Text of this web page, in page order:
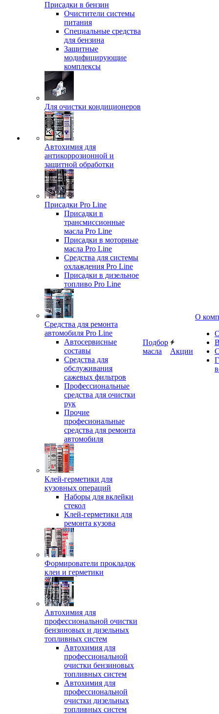
Присадки в бензин
Очистители системы
питания
Специальные срeдства
для бензина
Защитные
модифицирующие
комплексы
Для очистки кондиционеров
Автохимия для
антикоррозионной и
защитной обработки
Присадки Pro Line
Присадки в
трансмиссионные
масла Pro Line
Присадки в моторные
масла Pro Line
Средства для системы
охлаждения Pro Line
Присадки в дизельное
топливо Pro Line
Средства для ремонта
автомобиля Pro Line
Автосервисные
составы
Средства для
обслуживания
сажевых фильтров
Профессиональные
средства для очистки
рук
Прочие
професиональные
средства для ремонта
автомобиля
Клей-герметики для
кузовных операций
Наборы для вклейки
стекол
Клей-герметики для
ремонта кузова
Формирователи прокладок
клеи и герметики
Автохимия для
профессиональной очистки
бензиновых и дизельных
топливных систем
Автохимия для
профессиональной
очистки бензиновых
топливных систем
Автохимия для
профессиональной
очистки дизельных
топливных систем
Подбор
масла
Акции
О